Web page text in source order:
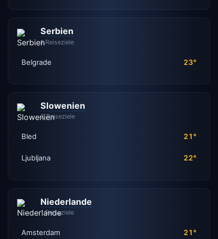
Serbien
1 Reiseziele
Belgrade 23°
Slowenien
2 Reiseziele
Bled 21°
Ljubljana 22°
Niederlande
1 Reiseziele
Amsterdam 21°